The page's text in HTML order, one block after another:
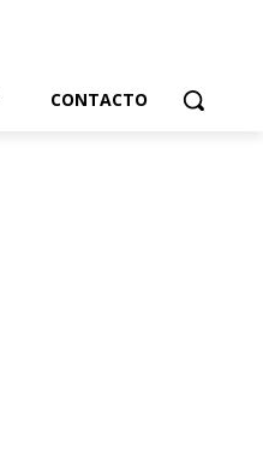
CONTACTO